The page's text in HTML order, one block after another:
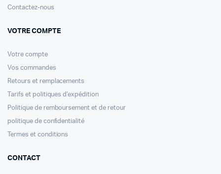
Contactez-nous
VOTRE COMPTE
Votre compte
Vos commandes
Retours et remplacements
Tarifs et politiques d’expédition
Politique de remboursement et de retour
politique de confidentialité
Termes et conditions
CONTACT